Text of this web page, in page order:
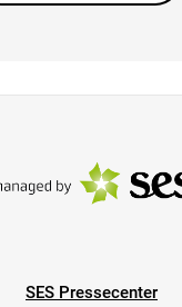
SES Pressecenter